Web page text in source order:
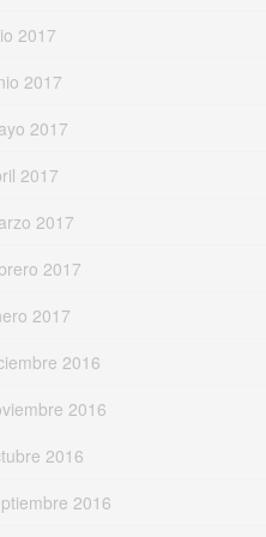
2017
2017
2017
2017
2017
2017
2017
2016
2016
2016
2016